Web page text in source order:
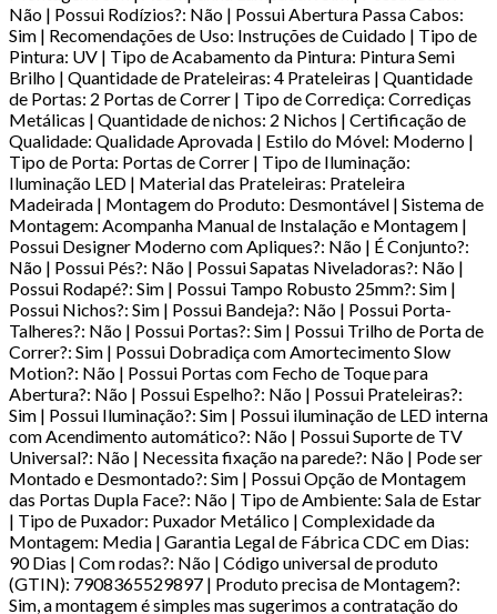
Não | Possui Rodízios?: Não | Possui Abertura Passa Cabos:
Sim | Recomendações de Uso: Instruções de Cuidado | Tipo de
Pintura: UV | Tipo de Acabamento da Pintura: Pintura Semi
Brilho | Quantidade de Prateleiras: 4 Prateleiras | Quantidade
de Portas: 2 Portas de Correr | Tipo de Corrediça: Corrediças
Metálicas | Quantidade de nichos: 2 Nichos | Certificação de
Qualidade: Qualidade Aprovada | Estilo do Móvel: Moderno |
Tipo de Porta: Portas de Correr | Tipo de Iluminação:
Iluminação LED | Material das Prateleiras: Prateleira
Madeirada | Montagem do Produto: Desmontável | Sistema de
Montagem: Acompanha Manual de Instalação e Montagem |
Possui Designer Moderno com Apliques?: Não | É Conjunto?:
Não | Possui Pés?: Não | Possui Sapatas Niveladoras?: Não |
Possui Rodapé?: Sim | Possui Tampo Robusto 25mm?: Sim |
Possui Nichos?: Sim | Possui Bandeja?: Não | Possui Porta-
Talheres?: Não | Possui Portas?: Sim | Possui Trilho de Porta de
Correr?: Sim | Possui Dobradiça com Amortecimento Slow
Motion?: Não | Possui Portas com Fecho de Toque para
Abertura?: Não | Possui Espelho?: Não | Possui Prateleiras?:
Sim | Possui Iluminação?: Sim | Possui iluminação de LED interna
com Acendimento automático?: Não | Possui Suporte de TV
Universal?: Não | Necessita fixação na parede?: Não | Pode ser
Montado e Desmontado?: Sim | Possui Opção de Montagem
das Portas Dupla Face?: Não | Tipo de Ambiente: Sala de Estar
| Tipo de Puxador: Puxador Metálico | Complexidade da
Montagem: Media | Garantia Legal de Fábrica CDC em Dias:
90 Dias | Com rodas?: Não | Código universal de produto
(GTIN): 7908365529897 | Produto precisa de Montagem?:
Sim, a montagem é simples mas sugerimos a contratação do